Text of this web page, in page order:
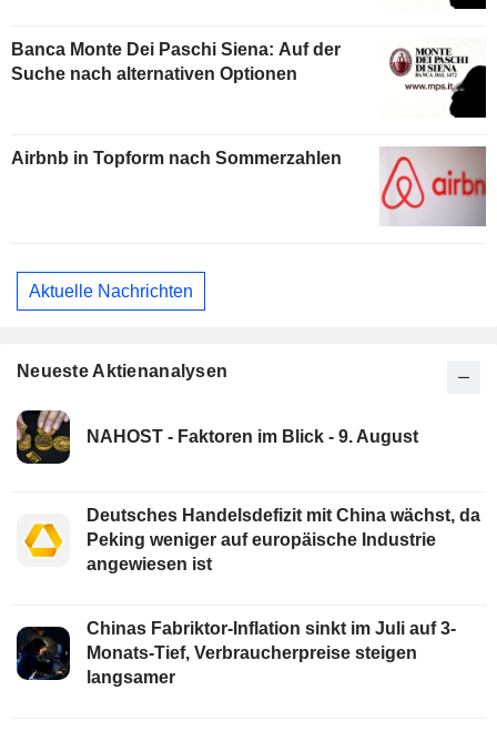
Banca Monte Dei Paschi Siena: Auf der
Suche nach alternativen Optionen
Airbnb in Topform nach Sommerzahlen
Aktuelle Nachrichten
Neueste Aktienanalysen
NAHOST - Faktoren im Blick - 9. August
Deutsches Handelsdefizit mit China wächst, da
Peking weniger auf europäische Industrie
angewiesen ist
Chinas Fabriktor-Inflation sinkt im Juli auf 3-
Monats-Tief, Verbraucherpreise steigen
langsamer